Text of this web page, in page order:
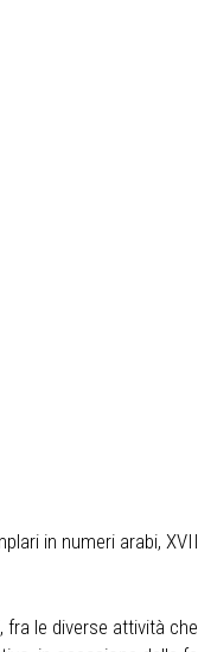
in numeri arabi,
le diverse attività